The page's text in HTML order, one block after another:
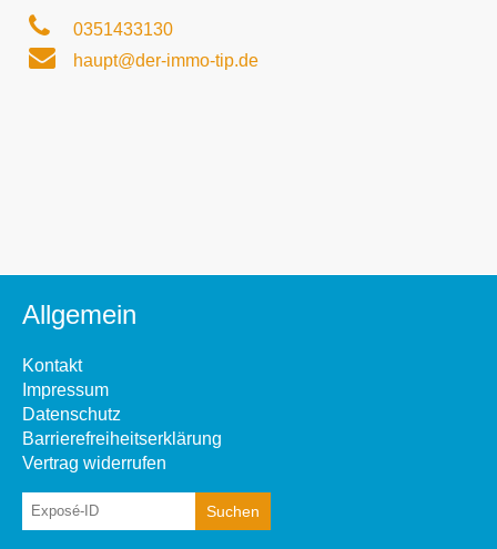
0351433130
haupt@der-immo-tip.de
Allgemein
Kontakt
Impressum
Datenschutz
Barrierefreiheitserklärung
Vertrag widerrufen